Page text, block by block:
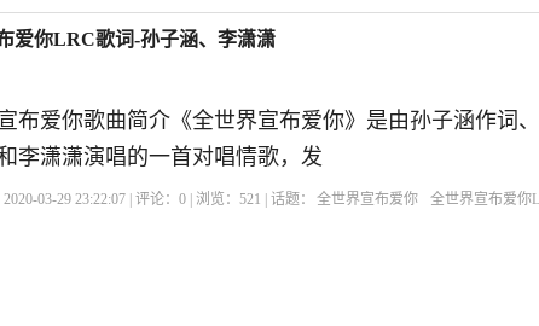
爱你LRC歌词-孙子涵、李潇潇
布爱你歌曲简介《全世界宣布爱你》是由孙子涵作词、
李潇潇演唱的一首对唱情歌，发
03-29 23:22:07 | 评论：0 | 浏览：521 | 话题： 全世界宣布爱你
全世界宣布爱你